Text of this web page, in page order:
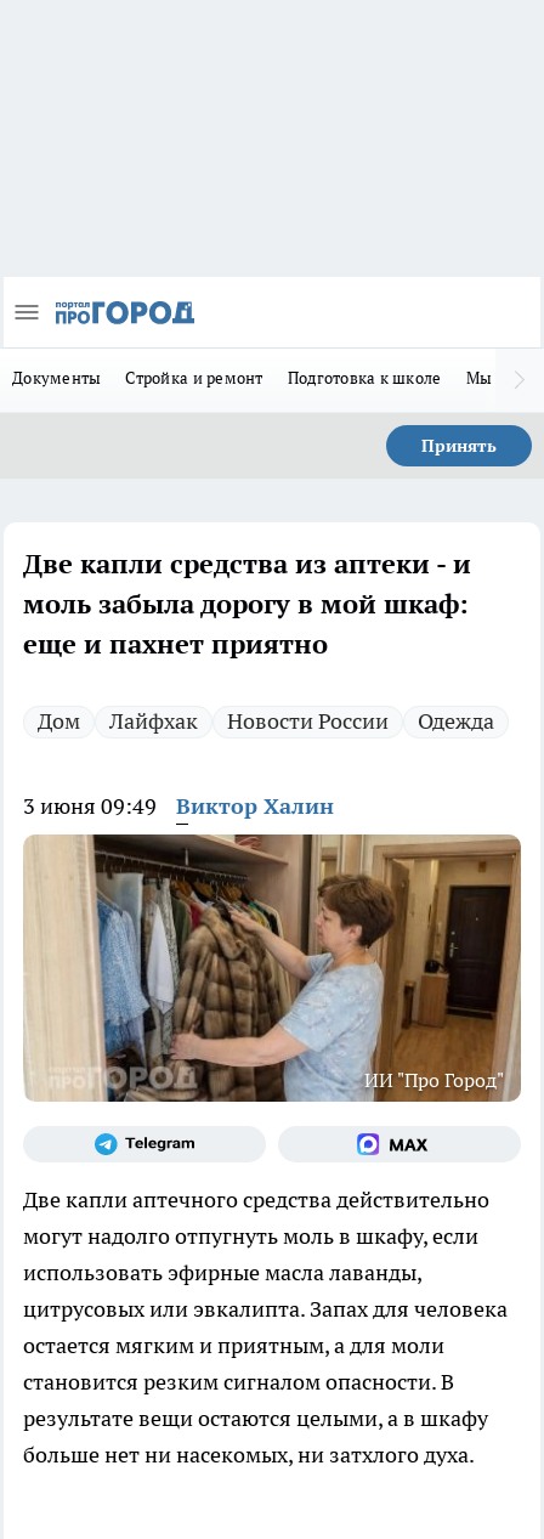
Документы Стройка и ремонт Подготовка к школе Мы в MAX
Принять
Две капли средства из аптеки - и
моль забыла дорогу в мой шкаф:
еще и пахнет приятно
Дом Лайфхак Новости России Одежда
3 июня 09:49 Виктор Халин
ИИ "Про Город"
Две капли аптечного средства действительно
могут надолго отпугнуть моль в шкафу, если
использовать эфирные масла лаванды,
цитрусовых или эвкалипта. Запах для человека
остается мягким и приятным, а для моли
становится резким сигналом опасности. В
результате вещи остаются целыми, а в шкафу
больше нет ни насекомых, ни затхлого духа.